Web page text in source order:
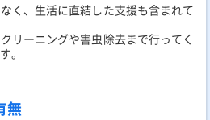
く、生活に直結した支援も含まれて
リーニングや害虫除去まで行ってく
。
無